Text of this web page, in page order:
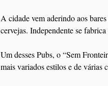
A cidade vem aderindo aos
cervejas. Independente se
Um desses Pubs, o “Sem
mais variados estilos e de várias